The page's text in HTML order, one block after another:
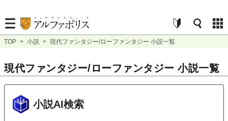
TOP > 小説 > 現代ファンタジー/ローファンタジー 小説一覧
現代ファンタジー/ローファンタジー 小説一覧
小説AI検索